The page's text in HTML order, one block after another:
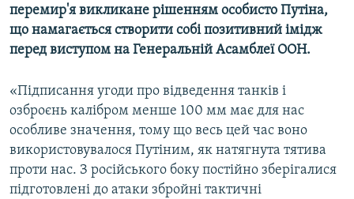
перемир'я викликане рішенням особисто Путіна,
що намагається створити собі позитивний імідж
перед виступом на Генеральній Асамблеї ООН.
«Підписання угоди про відведення танків і
озброєнь калібром менше 100 мм має для нас
особливе значення, тому що весь цей час воно
використовувалося Путіним, як натягнута тятива
проти нас. З російського боку постійно зберігалися
підготовлені до атаки збройні тактичні